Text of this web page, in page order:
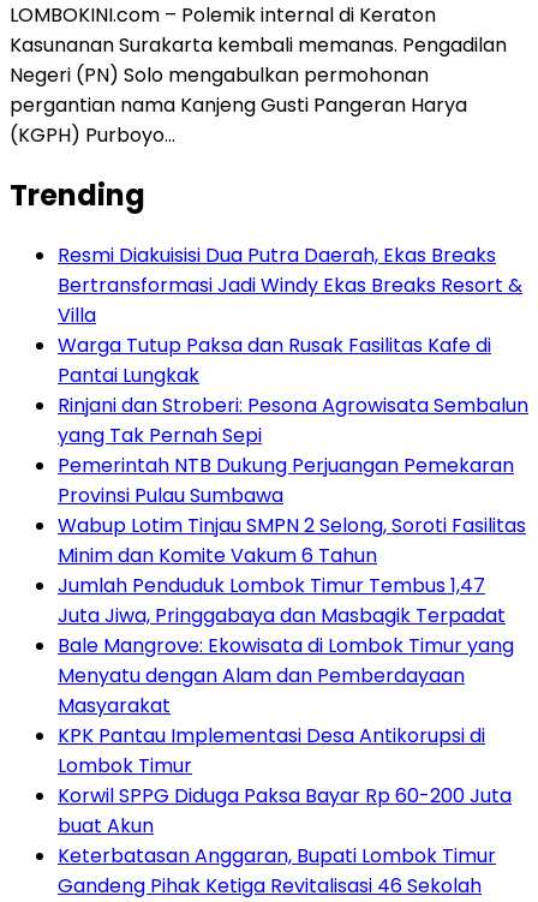
LOMBOKINI.com – Polemik internal di Keraton
Kasunanan Surakarta kembali memanas. Pengadilan
Negeri (PN) Solo mengabulkan permohonan
pergantian nama Kanjeng Gusti Pangeran Harya
(KGPH) Purboyo…
Trending
Resmi Diakuisisi Dua Putra Daerah, Ekas Breaks
Bertransformasi Jadi Windy Ekas Breaks Resort &
Villa
Warga Tutup Paksa dan Rusak Fasilitas Kafe di
Pantai Lungkak
Rinjani dan Stroberi: Pesona Agrowisata Sembalun
yang Tak Pernah Sepi
Pemerintah NTB Dukung Perjuangan Pemekaran
Provinsi Pulau Sumbawa
Wabup Lotim Tinjau SMPN 2 Selong, Soroti Fasilitas
Minim dan Komite Vakum 6 Tahun
Jumlah Penduduk Lombok Timur Tembus 1,47
Juta Jiwa, Pringgabaya dan Masbagik Terpadat
Bale Mangrove: Ekowisata di Lombok Timur yang
Menyatu dengan Alam dan Pemberdayaan
Masyarakat
KPK Pantau Implementasi Desa Antikorupsi di
Lombok Timur
Korwil SPPG Diduga Paksa Bayar Rp 60-200 Juta
buat Akun
Keterbatasan Anggaran, Bupati Lombok Timur
Gandeng Pihak Ketiga Revitalisasi 46 Sekolah